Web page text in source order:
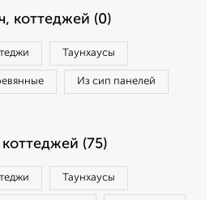
коттеджей (0)
Таунхаусы
Из сип панелей
(75)
Таунхаусы